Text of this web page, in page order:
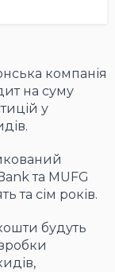
компанія
на суму
у
та MUFG
та сім років.
будуть